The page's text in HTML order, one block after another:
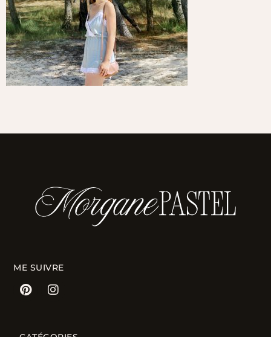
ME SUIVRE